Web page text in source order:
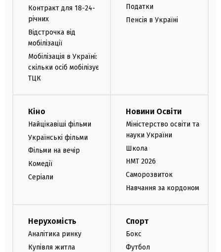
Контракт для 18-24-
річних
Відстрочка від
мобілізації
Мобілізація в Україні:
скільки осіб мобілізує
ТЦК
Податки
Пенсія в Україні
Кіно
Найцікавіші фільми
Українські фільми
Фільми на вечір
Комедії
Серіали
Новини Освіти
Міністерство освіти та
науки України
Школа
НМТ 2026
Саморозвиток
Навчання за кордоном
Нерухомість
Аналітика ринку
Купівля житла
Спорт
Бокс
Футбол